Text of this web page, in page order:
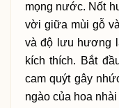
mọng nước. Nốt
vời giữa mùi gỗ
và độ lưu hương
kích thích. Bắt
cam quýt gây
ngào của hoa